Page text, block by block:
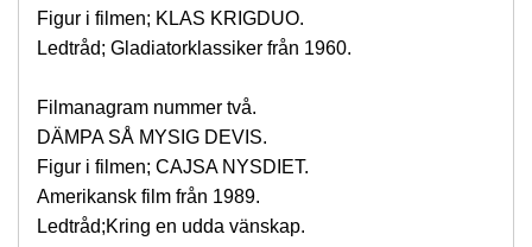
Figur i filmen; KLAS KRIGDUO.
Ledtråd; Gladiatorklassiker från 1960.
Filmanagram nummer två.
DÄMPA SÅ MYSIG DEVIS.
Figur i filmen; CAJSA NYSDIET.
Amerikansk film från 1989.
Ledtråd;Kring en udda vänskap.